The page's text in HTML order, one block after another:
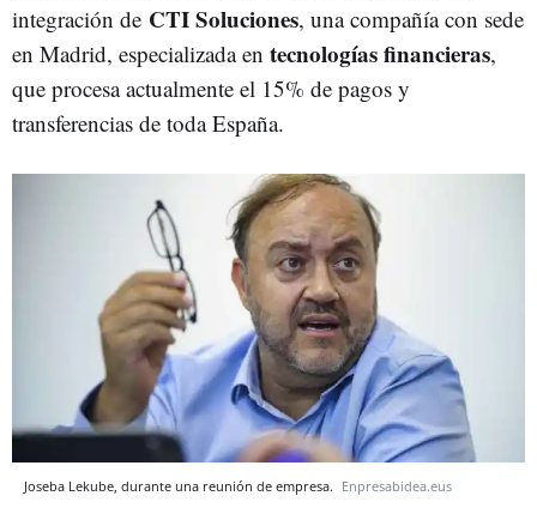
integración de CTI Soluciones, una compañía con sede
en Madrid, especializada en tecnologías financieras,
que procesa actualmente el 15% de pagos y
transferencias de toda España.
Joseba Lekube, durante una reunión de empresa. Enpresabidea.eus